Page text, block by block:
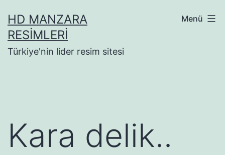
geçHD MANZARA
RESIMLERI
Türkiye'nin lider resim sitesi
Menü
Kara delik..